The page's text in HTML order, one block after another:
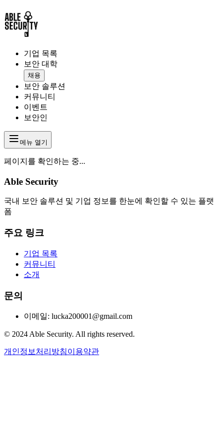
기업 목록
보안 대학
채용
보안 솔루션
커뮤니티
이벤트
보안인
메뉴 열기
페이지를 확인하는 중...
Able Security
국내 보안 솔루션 및 기업 정보를 한눈에 확인할 수 있는 플랫
폼
주요 링크
기업 목록
커뮤니티
소개
문의
이메일: lucka200001@gmail.com
© 2024 Able Security. All rights reserved.
개인정보처리방침이용약관